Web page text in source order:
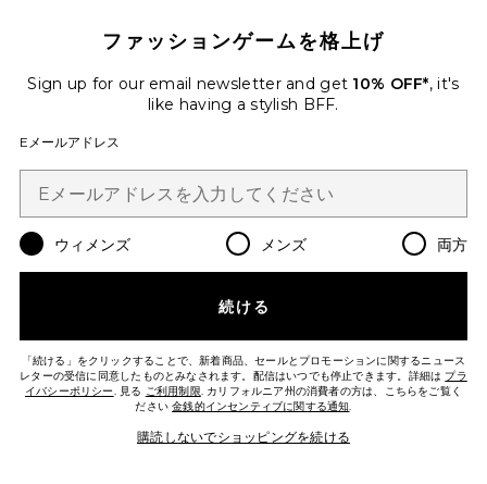
Stone Cold Fox
Favorite JENNA ドレス
ファッションゲームを格上げ
Sign up for our email newsletter and get 10% OFF*, it's
like having a stylish BFF.
Eメールアドレス
ウィメンズ メンズ 両方
続ける
「続ける」をクリックすることで、新着商品、セールとプロモーションに関するニュース
レターの受信に同意したものとみなされます。配信はいつでも停止できます。詳細は プラ
イバシーポリシー. 見る ご利用制限. カリフォルニア州の消費者の方は、こちらをご覧く
ださい金銭的インセンティブに関する通知.
購読しないでショッピングを続ける